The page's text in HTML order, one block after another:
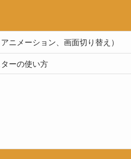
ニメーション、画面切り替え）
ーの使い方